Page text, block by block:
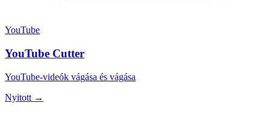
YouTube
YouTube Cutter
YouTube-videók vágása és vágása
Nyitott →